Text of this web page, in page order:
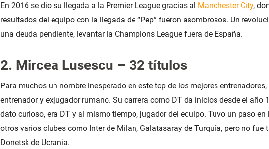
En 2016 se dio su llegada a la Premier League gracias al Manchester City,
resultados del equipo con la llegada de “Pep” fueron asombrosos. Un
una deuda pendiente, levantar la Champions League fuera de España.
2. Mircea Lusescu – 32 títulos
Para muchos un nombre inesperado en este top de los mejores
entrenador y exjugador rumano. Su carrera como DT da inicios desde el año
dato curioso, era DT y al mismo tiempo, jugador del equipo. Tuvo un paso
otros varios clubes como Inter de Milan, Galatasaray de Turquía, pero no
Donetsk de Ucrania.